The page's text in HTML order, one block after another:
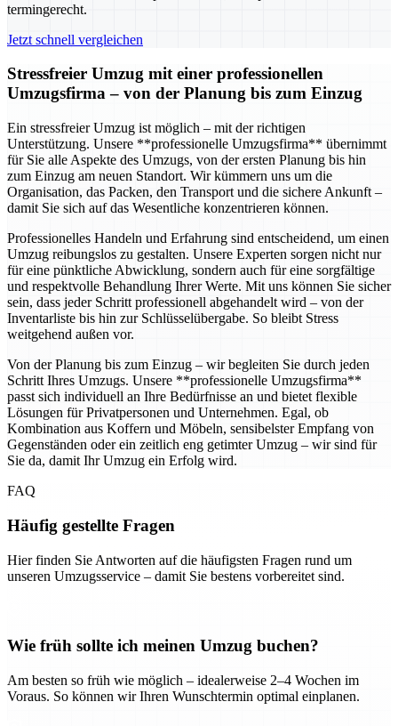
termingerecht.
Jetzt schnell vergleichen
Stressfreier Umzug mit einer professionellen
Umzugsfirma – von der Planung bis zum Einzug
Ein stressfreier Umzug ist möglich – mit der richtigen
Unterstützung. Unsere **professionelle Umzugsfirma** übernimmt
für Sie alle Aspekte des Umzugs, von der ersten Planung bis hin
zum Einzug am neuen Standort. Wir kümmern uns um die
Organisation, das Packen, den Transport und die sichere Ankunft –
damit Sie sich auf das Wesentliche konzentrieren können.
Professionelles Handeln und Erfahrung sind entscheidend, um einen
Umzug reibungslos zu gestalten. Unsere Experten sorgen nicht nur
für eine pünktliche Abwicklung, sondern auch für eine sorgfältige
und respektvolle Behandlung Ihrer Werte. Mit uns können Sie sicher
sein, dass jeder Schritt professionell abgehandelt wird – von der
Inventarliste bis hin zur Schlüsselübergabe. So bleibt Stress
weitgehend außen vor.
Von der Planung bis zum Einzug – wir begleiten Sie durch jeden
Schritt Ihres Umzugs. Unsere **professionelle Umzugsfirma**
passt sich individuell an Ihre Bedürfnisse an und bietet flexible
Lösungen für Privatpersonen und Unternehmen. Egal, ob
Kombination aus Koffern und Möbeln, sensibelster Empfang von
Gegenständen oder ein zeitlich eng getimter Umzug – wir sind für
Sie da, damit Ihr Umzug ein Erfolg wird.
FAQ
Häufig gestellte Fragen
Hier finden Sie Antworten auf die häufigsten Fragen rund um
unseren Umzugsservice – damit Sie bestens vorbereitet sind.
Wie früh sollte ich meinen Umzug buchen?
Am besten so früh wie möglich – idealerweise 2–4 Wochen im
Voraus. So können wir Ihren Wunschtermin optimal einplanen.